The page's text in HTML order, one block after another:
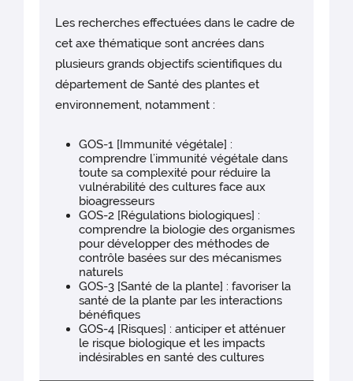
Les recherches effectuées dans le cadre de
cet axe thématique sont ancrées dans
plusieurs grands objectifs scientifiques du
département de Santé des plantes et
environnement, notamment :
GOS-1 [Immunité végétale] :
comprendre l’immunité végétale dans
toute sa complexité pour réduire la
vulnérabilité des cultures face aux
bioagresseurs
GOS-2 [Régulations biologiques] :
comprendre la biologie des organismes
pour développer des méthodes de
contrôle basées sur des mécanismes
naturels
GOS-3 [Santé de la plante] : favoriser la
santé de la plante par les interactions
bénéfiques
GOS-4 [Risques] : anticiper et atténuer
le risque biologique et les impacts
indésirables en santé des cultures